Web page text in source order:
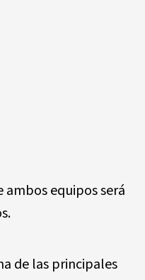
ambos equipos será
de las principales